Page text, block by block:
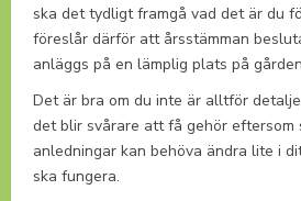
ska det tydligt framgå vad det är du
föreslår därför att årsstämman
anläggs på en lämplig plats på
Det är bra om du inte är alltför
det blir svårare att få gehör eftersom
anledningar kan behöva ändra lite i
ska fungera.